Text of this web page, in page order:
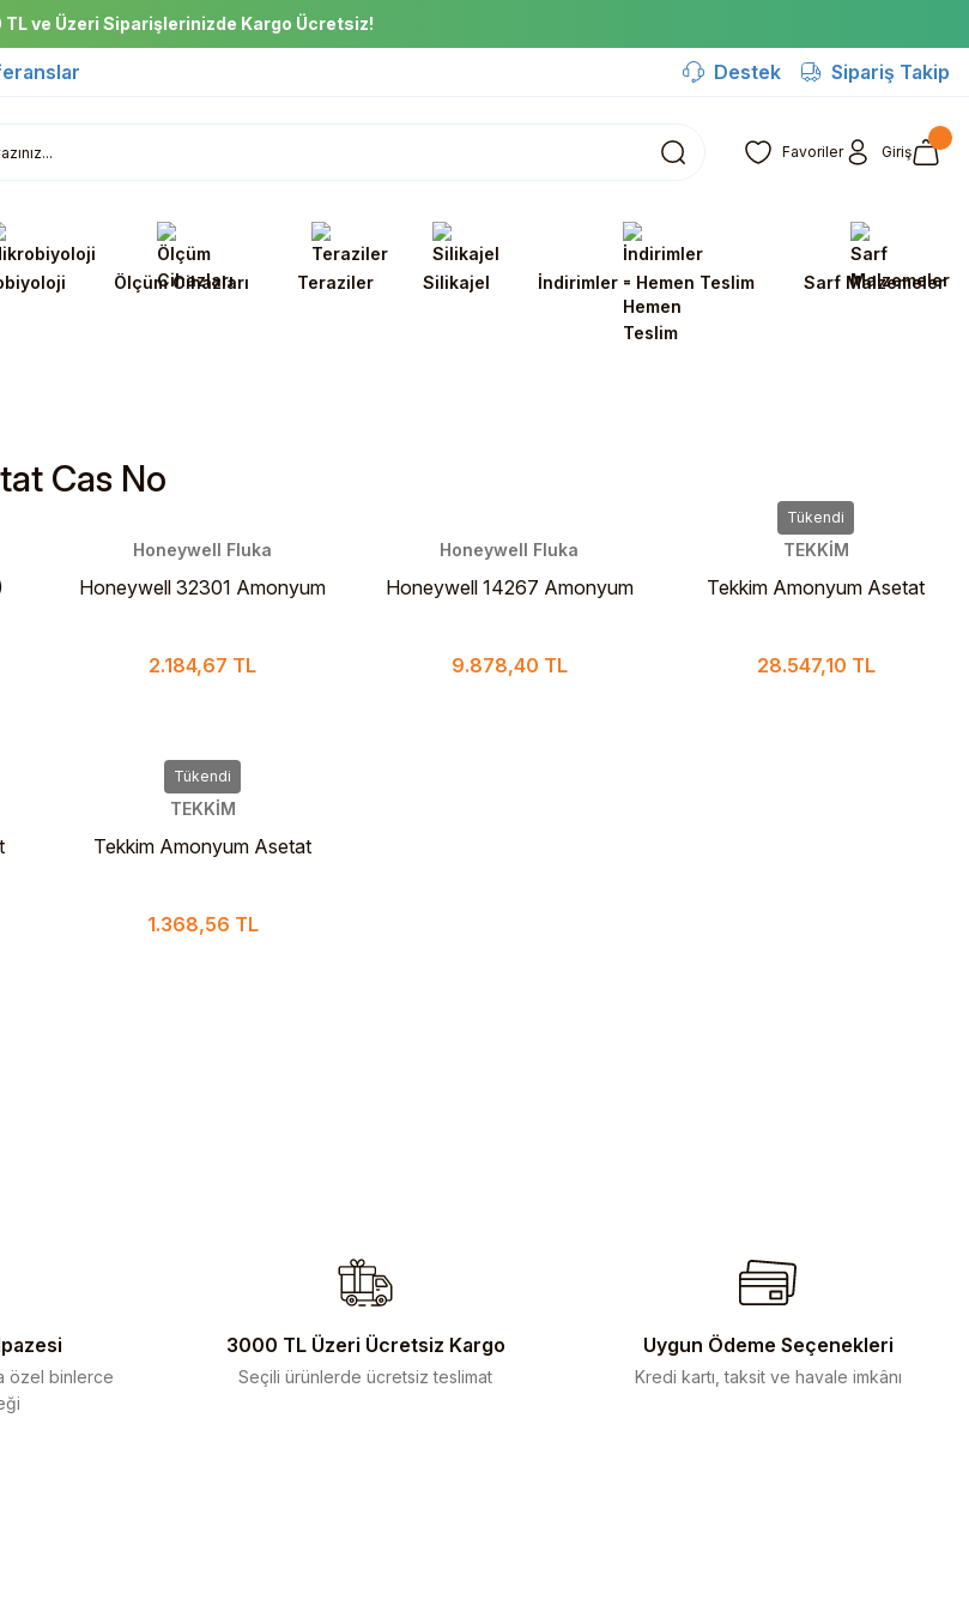
ve Üzeri Siparişlerinizde Kargo Ücretsiz!
Destek Sipariş Takip
Favoriler Giriş
Ölçüm Cihazları Teraziler Silikajel İndirimler - Hemen Teslim Sarf Malzemeler
Cas No
Honeywell Fluka
Honeywell 32301 Amonyum
2.184,67 TL
Honeywell Fluka
Honeywell 14267 Amonyum
9.878,40 TL
Tükendi
TEKKİM
Tekkim Amonyum Asetat
28.547,10 TL
Tükendi
TEKKİM
Tekkim Amonyum Asetat
1.368,56 TL
özel binlerce
3000 TL Üzeri Ücretsiz Kargo
Seçili ürünlerde ücretsiz teslimat
Uygun Ödeme Seçenekleri
Kredi kartı, taksit ve havale imkânı